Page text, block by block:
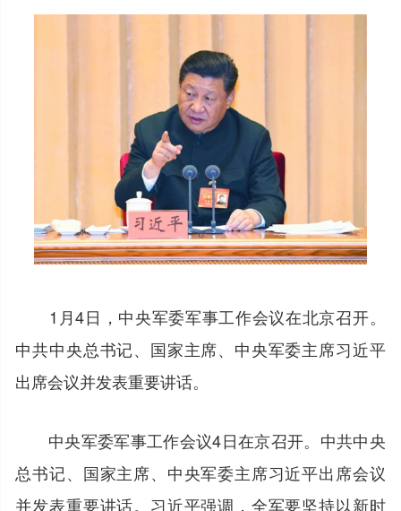
1月4日，中央军委军事工作会议在北京召开。
中共中央总书记、国家主席、中央军委主席习近平
出席会议并发表重要讲话。
中央军委军事工作会议4日在京召开。中共中央
总书记、国家主席、中央军委主席习近平出席会议
并发表重要讲话。习近平强调，全军要坚持以新时